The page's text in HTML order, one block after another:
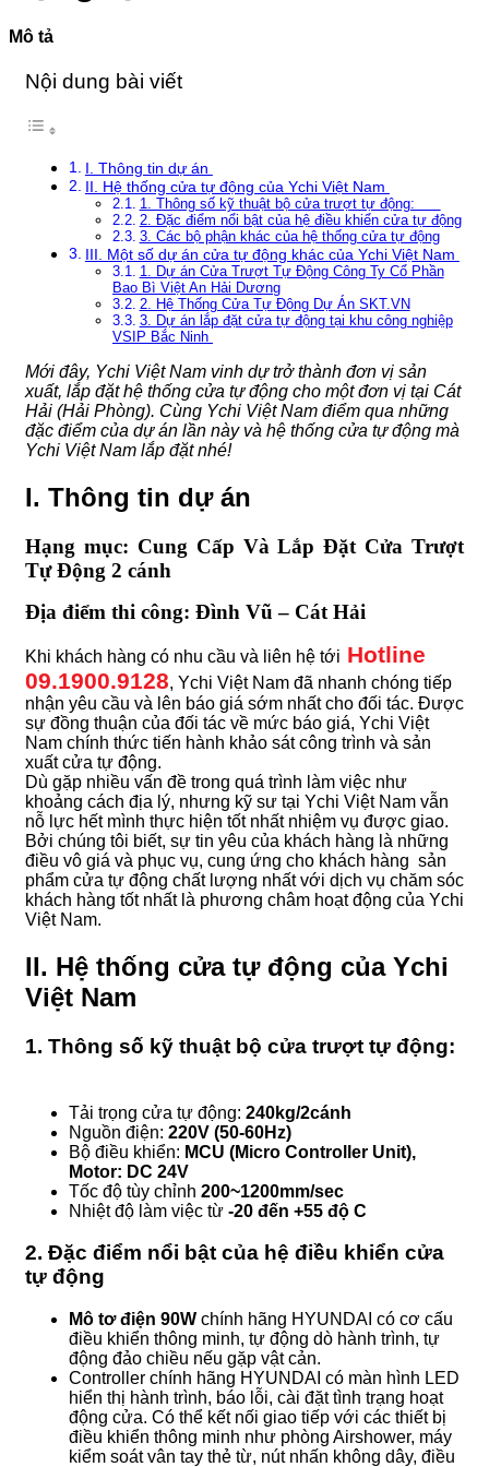
Mô tả
Nội dung bài viết
I. Thông tin dự án
II. Hệ thống cửa tự động của Ychi Việt Nam
1. Thông số kỹ thuật bộ cửa trượt tự động:
2. Đặc điểm nổi bật của hệ điều khiển cửa tự động
3. Các bộ phận khác của hệ thống cửa tự động
III. Một số dự án cửa tự động khác của Ychi Việt Nam
1. Dự án Cửa Trượt Tự Động Công Ty Cổ Phần
Bao Bì Việt An Hải Dương
2. Hệ Thống Cửa Tự Động Dự Án SKT.VN
3. Dự án lắp đặt cửa tự động tại khu công nghiệp
VSIP Bắc Ninh
Mới đây, Ychi Việt Nam vinh dự trở thành đơn vị sản
xuất, lắp đặt hệ thống cửa tự động cho một đơn vị tại Cát
Hải (Hải Phòng). Cùng Ychi Việt Nam điểm qua những
đặc điểm của dự án lần này và hệ thống cửa tự động mà
Ychi Việt Nam lắp đặt nhé!
I. Thông tin dự án
Hạng mục: Cung Cấp Và Lắp Đặt Cửa Trượt
Tự Động 2 cánh
Địa điểm thi công: Đình Vũ – Cát Hải
Khi khách hàng có nhu cầu và liên hệ tới Hotline
09.1900.9128, Ychi Việt Nam đã nhanh chóng tiếp
nhận yêu cầu và lên báo giá sớm nhất cho đối tác. Được
sự đồng thuận của đối tác về mức báo giá, Ychi Việt
Nam chính thức tiến hành khảo sát công trình và sản
xuất cửa tự động.
Dù gặp nhiều vấn đề trong quá trình làm việc như
khoảng cách địa lý, nhưng kỹ sư tại Ychi Việt Nam vẫn
nỗ lực hết mình thực hiện tốt nhất nhiệm vụ được giao.
Bởi chúng tôi biết, sự tin yêu của khách hàng là những
điều vô giá và phục vụ, cung ứng cho khách hàng sản
phẩm cửa tự động chất lượng nhất với dịch vụ chăm sóc
khách hàng tốt nhất là phương châm hoạt động của Ychi
Việt Nam.
II. Hệ thống cửa tự động của Ychi
Việt Nam
1. Thông số kỹ thuật bộ cửa trượt tự động:
Tải trọng cửa tự động: 240kg/2cánh
Nguồn điện: 220V (50-60Hz)
Bộ điều khiển: MCU (Micro Controller Unit),
Motor: DC 24V
Tốc độ tùy chỉnh 200~1200mm/sec
Nhiệt độ làm việc từ -20 đến +55 độ C
2. Đặc điểm nổi bật của hệ điều khiển cửa
tự động
Mô tơ điện 90W chính hãng HYUNDAI có cơ cấu
điều khiển thông minh, tự động dò hành trình, tự
động đảo chiều nếu gặp vật cản.
Controller chính hãng HYUNDAI có màn hình LED
hiển thị hành trình, báo lỗi, cài đặt tình trạng hoạt
động cửa. Có thể kết nối giao tiếp với các thiết bị
điều khiển thông minh như phòng Airshower, máy
kiểm soát vân tay thẻ từ, nút nhấn không dây, điều